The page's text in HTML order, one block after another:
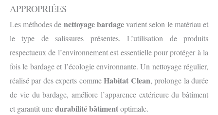
APPROPRIÉES
Les méthodes de nettoyage bardagevarient selon le matériau et
le type de salissures présentes. L’utilisation de produits
respectueux de l’environnement est essentielle pour protéger à la
fois le bardage et l’écologie environnante. Un nettoyage régulier,
réalisé par des experts commeHabitat Clean, prolonge la durée
de vie du bardage, améliore l’apparence extérieure du bâtiment
et garantit unedurabilité bâtimentoptimale.